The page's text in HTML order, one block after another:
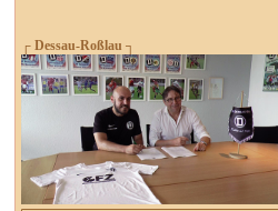
┌ Dessau-Roßlau ┐